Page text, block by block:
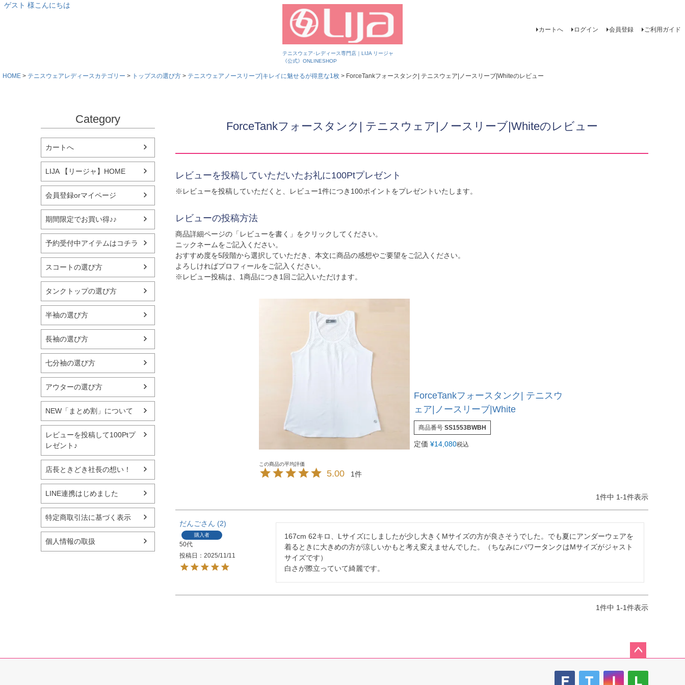
テニスウェア･レディース専門店｜LIJA リージャ
《公式》ONLINESHOP
ゲスト 様こんにちは
カートへ ログイン 会員登録 ご利用ガイド
HOME テニスウェアレディースカテゴリー トップスの選び方 テニスウェアノースリーブ|キレイに魅せるが得意な1枚 ForceTankフォースタンク| テニスウェア|ノースリーブ|Whiteのレビュー
Category
カートへ
LIJA 【リージャ】HOME
会員登録orマイページ
期間限定でお買い得♪♪
予約受付中アイテムはコチラ
スコートの選び方
タンクトップの選び方
半袖の選び方
長袖の選び方
七分袖の選び方
アウターの選び方
NEW「まとめ割」について
レビューを投稿して100Ptプ
レゼント♪
店長ときどき社長の想い！
LINE連携はじめました
特定商取引法に基づく表示
個人情報の取扱
ForceTankフォースタンク| テニスウェア|ノースリーブ|Whiteのレビュー
レビューを投稿していただいたお礼に100Ptプレゼント
※レビューを投稿していただくと、レビュー1件につき100ポイントをプレゼントいたします。
レビューの投稿方法
商品詳細ページの「レビューを書く」をクリックしてください。
ニックネームをご記入ください。
おすすめ度を5段階から選択していただき、本文に商品の感想やご要望をご記入ください。
よろしければプロフィールをご記入ください。
※レビュー投稿は、1商品につき1回ご記入いただけます。
ForceTankフォースタンク| テニスウ
ェア|ノースリーブ|White
商品番号 SS1553BWBH
定価 ¥14,080税込
5.00 1
1件中 1-1件表示
だんご 2
購入者
50代
投稿日
2025/11/11
167cm 62キロ、Lサイズにしましたが少し大きくMサイズの方が良さそうでした。でも夏にアンダーウェアを
着るときに大きめの方が涼しいかもと考え変えませんでした。（ちなみにパワータンクはMサイズがジャスト
サイズです）
白さが際立っていて綺麗です。
1件中 1-1件表示
ジト